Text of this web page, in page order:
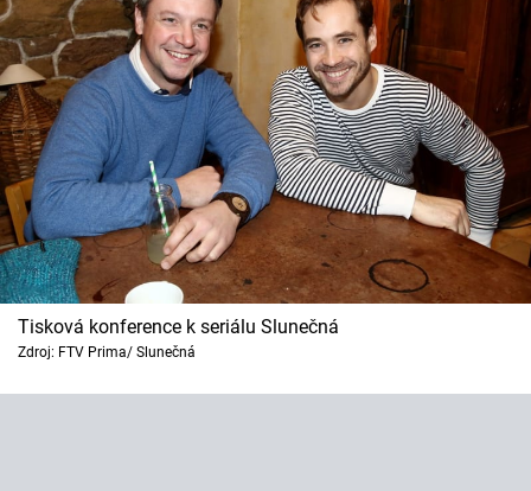
Tisková konference k seriálu Slunečná
Zdroj: FTV Prima/ Slunečná